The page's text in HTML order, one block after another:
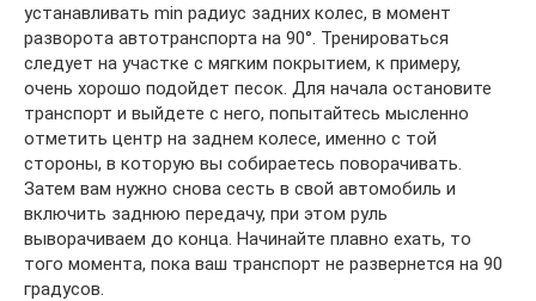
устанавливать min радиус задних колес, в момент
разворота автотранспорта на 90°. Тренироваться
следует на участке с мягким покрытием, к примеру,
очень хорошо подойдет песок. Для начала остановите
транспорт и выйдете с него, попытайтесь мысленно
отметить центр на заднем колесе, именно с той
стороны, в которую вы собираетесь поворачивать.
Затем вам нужно снова сесть в свой автомобиль и
включить заднюю передачу, при этом руль
выворачиваем до конца. Начинайте плавно ехать, то
того момента, пока ваш транспорт не развернется на 90
градусов.